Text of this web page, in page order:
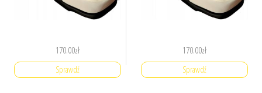
170.00zł
Sprawdź
170.00zł
Sprawdź